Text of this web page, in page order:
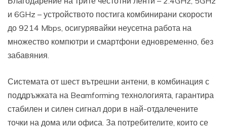
и 6GHz – устройството постига комбинирани скорости
до 9214 Mbps, осигурявайки неусетна работа на
множество компютри и смартфони едновременно, без
забавяния.
Системата от шест вътрешни антени, в комбинация с
поддръжката на Beamforming технологията, гарантира
стабилен и силен сигнал дори в най-отдалечените
точки на дома или офиса. За потребителите, които се